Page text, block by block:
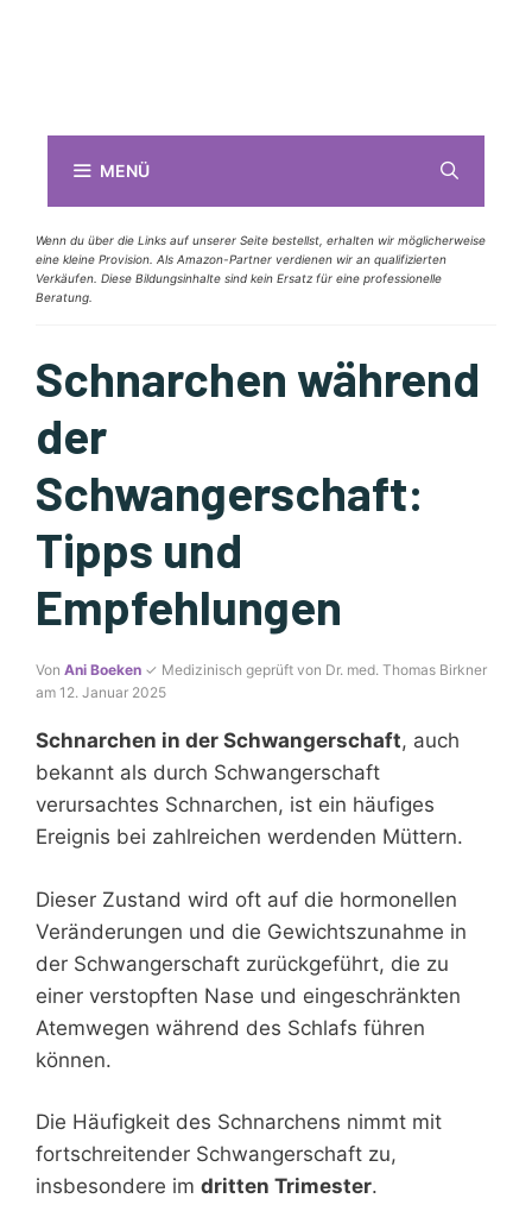
MENÜ
Wenn du über die Links auf unserer Seite bestellst, erhalten wir möglicherweise
eine kleine Provision. Als Amazon-Partner verdienen wir an qualifizierten
Verkäufen. Diese Bildungsinhalte sind kein Ersatz für eine professionelle
Beratung.
Schnarchen während
der
Schwangerschaft:
Tipps und
Empfehlungen
Von Ani Boeken ✓ Medizinisch geprüft von Dr. med. Thomas Birkner
am 12. Januar 2025
Schnarchen in der Schwangerschaft, auch
bekannt als durch Schwangerschaft
verursachtes Schnarchen, ist ein häufiges
Ereignis bei zahlreichen werdenden Müttern.
Dieser Zustand wird oft auf die hormonellen
Veränderungen und die Gewichtszunahme in
der Schwangerschaft zurückgeführt, die zu
einer verstopften Nase und eingeschränkten
Atemwegen während des Schlafs führen
können.
Die Häufigkeit des Schnarchens nimmt mit
fortschreitender Schwangerschaft zu,
insbesondere im dritten Trimester.